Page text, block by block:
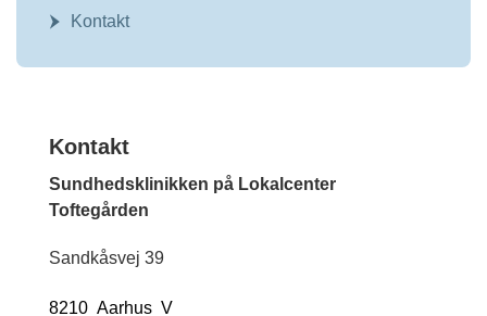
Kontakt
Kontakt
Sundhedsklinikken på Lokalcenter
Toftegården
Sandkåsvej 39
8210 Aarhus V